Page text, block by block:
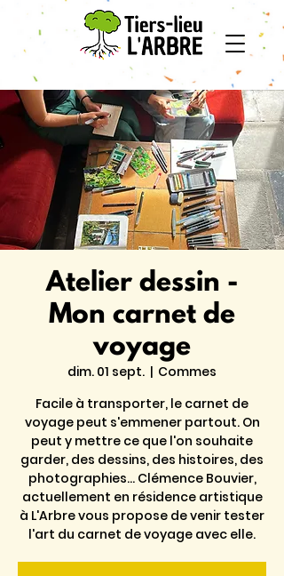
Atelier dessin -
Mon carnet de
voyage
dim. 01 sept.
  |
Commes
Facile à transporter, le carnet de
voyage peut s'emmener partout. On
peut y mettre ce que l'on souhaite
garder, des dessins, des histoires, des
photographies... Clémence Bouvier,
actuellement en résidence artistique
à L'Arbre vous propose de venir tester
l'art du carnet de voyage avec elle.